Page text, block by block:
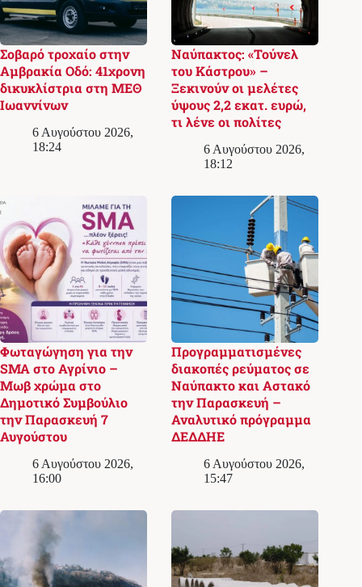
Σοβαρό τροχαίο στην
Αμβρακία Οδό: 41χρονη
δικυκλίστρια στη ΜΕΘ
Ιωαννίνων
6 Αυγούστου 2026,
18:24
Ναύπακτος: «Τούνελ
του Κάστρου» –
Ξεκινούν οι μελέτες
ύψους 2,2 εκατ. ευρώ,
τι λένε οι πολίτες
6 Αυγούστου 2026,
18:12
Φωταγώγηση για την
SMA στο Αγρίνιο –
Μωβ χρώμα στο
Δημοτικό Συμβούλιο
την Παρασκευή 7
Αυγούστου
6 Αυγούστου 2026,
16:00
Προγραμματισμένες
διακοπές ρεύματος σε
Ναύπακτο και Αστακό
την Παρασκευή –
Αναλυτικό πρόγραμμα
ΔΕΔΔΗΕ
6 Αυγούστου 2026,
15:47